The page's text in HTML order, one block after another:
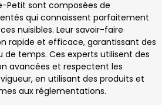
Petit sont composées de
qui connaissent parfaitement
nuisibles. Leur savoir-faire
rapide et efficace, garantissant des
de temps. Ces experts utilisent des
avancées et respectent les
en utilisant des produits et
aux réglementations.